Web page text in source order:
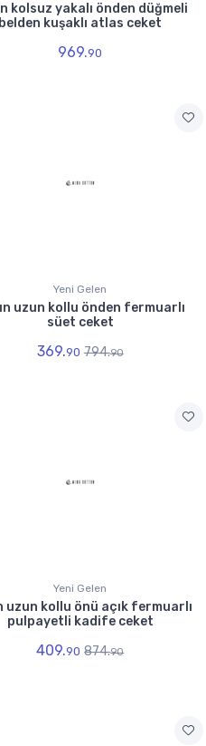
kolsuz yakalı önden düğmeli
belden kuşaklı atlas ceket
969.90
Yeni Gelen
uzun kollu önden fermuarlı
süet ceket
369.90 794.90
Yeni Gelen
uzun kollu önü açık fermuarlı
pulpayetli kadife ceket
409.90 874.90